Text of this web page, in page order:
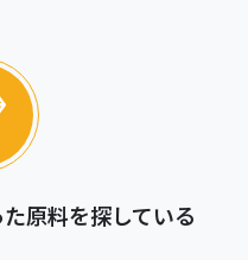
原料を探している